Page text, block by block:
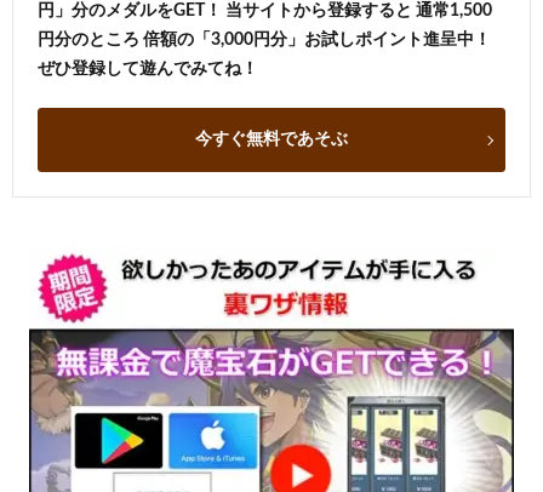
円」分のメダルをGET！ 当サイトから登録すると 通常1,500
円分のところ 倍額の「3,000円分」お試しポイント進呈中！
ぜひ登録して遊んでみてね！
今すぐ無料であそぶ